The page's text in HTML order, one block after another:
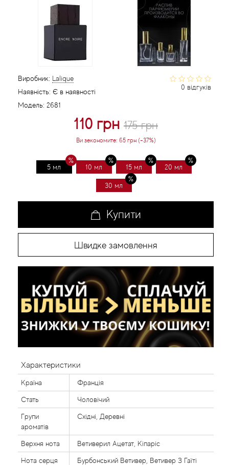
0 відгуків
Виробник: Lalique
Наявність: Є в наявності
Модель: 2681
110 грн 175 грн
Ви зекономите: 65 грн (-37%)
5 мл 10 мл 15 мл 20 мл
30 мл
Купити
Швидке замовлення
Характеристики
Країна Франція
Стать Чоловічий
Групи
ароматів
Східні, Деревні
Верхня нота Ветиверил Ацетат, Кіпаріс
Нота серця Бурбонський Ветивер, Ветивер З Гаїті